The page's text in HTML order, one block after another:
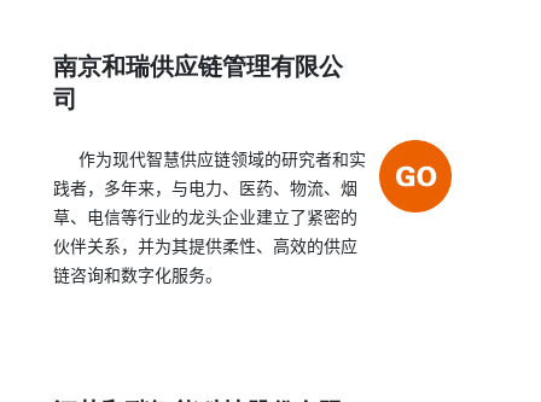
南京和瑞供应链管理有限公
司
作为现代智慧供应链领域的研究者和实
践者，多年来，与电力、医药、物流、烟
草、电信等行业的龙头企业建立了紧密的
伙伴关系，并为其提供柔性、高效的供应
链咨询和数字化服务。